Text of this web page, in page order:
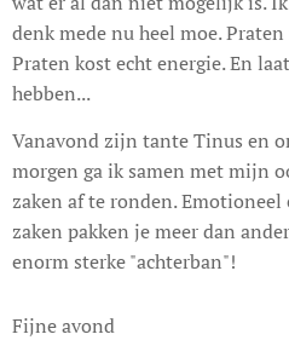
denk mede nu heel moe.
Praten kost echt energie. En
hebben...
Vanavond zijn tante Tinus en
morgen ga ik samen met mijn
zaken af te ronden. Emotioneel
zaken pakken je meer dan
enorm sterke "achterban"!
Fijne avond